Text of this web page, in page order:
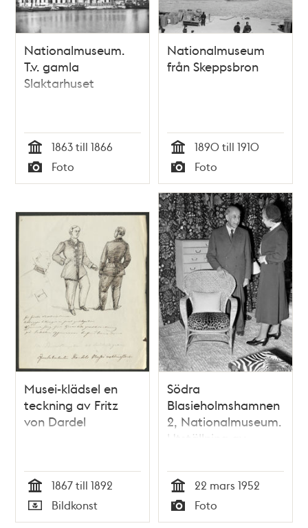
Nationalmuseum.
T.v. gamla
Slaktarhuset
Tid
1863 till 1866
Typ
Foto
Nationalmuseum
från Skeppsbron
Tid
1890 till 1910
Typ
Foto
Musei-klädsel en
teckning av Fritz
von Dardel
Tid
1867 till 1892
Typ
Bildkonst
Södra
Blasieholmshamnen
2, Nationalmuseum.
Utställning av
arkitekt Josef Frank
med en av sina
stolar och Estrid
Ericson, formgivare
Tid
22 mars 1952
Typ
Foto